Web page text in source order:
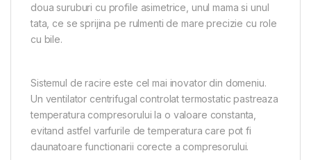
doua suruburi cu profile asimetrice, unul mama si unul
tata, ce se sprijina pe rulmenti de mare precizie cu role
cu bile.
Sistemul de racire este cel mai inovator din domeniu.
Un ventilator centrifugal controlat termostatic pastreaza
temperatura compresorului la o valoare constanta,
evitand astfel varfurile de temperatura care pot fi
daunatoare functionarii corecte a compresorului.